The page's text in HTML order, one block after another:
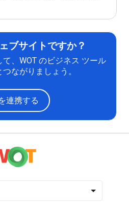
ブサイトですか？
、WOT のビジネス ツール
ながりましょう。
連携する